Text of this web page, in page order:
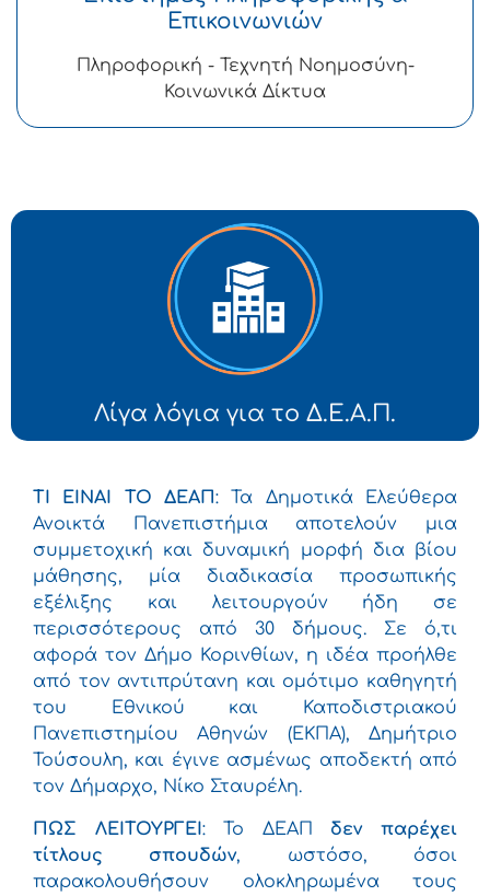
Επικοινωνιών
Πληροφορική - Τεχνητή Νοημοσύνη-
Κοινωνικά Δίκτυα
Λίγα λόγια για το Δ.Ε.Α.Π.
ΤΙ ΕΙΝΑΙ ΤΟ ΔΕΑΠ: Τα Δημοτικά Ελεύθερα
Ανοικτά Πανεπιστήμια αποτελούν μια
συμμετοχική και δυναμική μορφή δια βίου
μάθησης, μία διαδικασία προσωπικής
εξέλιξης και λειτουργούν ήδη σε
περισσότερους από 30 δήμους. Σε ό,τι
αφορά τον Δήμο Κορινθίων, η ιδέα προήλθε
από τον αντιπρύτανη και ομότιμο καθηγητή
του Εθνικού και Καποδιστριακού
Πανεπιστημίου Αθηνών (ΕΚΠΑ), Δημήτριο
Τούσουλη, και έγινε ασμένως αποδεκτή από
τον Δήμαρχο, Νίκο Σταυρέλη.
ΠΩΣ ΛΕΙΤΟΥΡΓΕΙ: Το ΔΕΑΠ δεν παρέχει
τίτλους σπουδών, ωστόσο, όσοι
παρακολουθήσουν ολοκληρωμένα τους